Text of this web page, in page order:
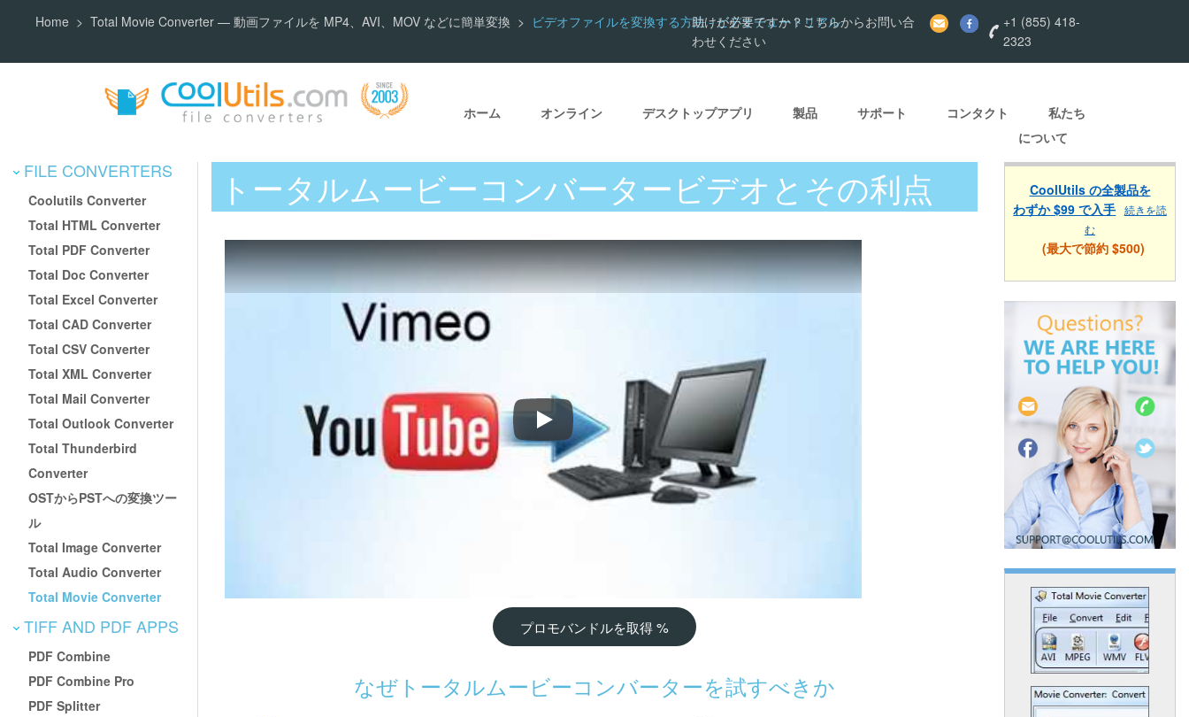
Home Total Movie Converter — 動画ファイルを MP4、AVI、MOV などに簡単変換 ビデオファイルを変換する方法 - ビデオチュートリアル
助けが必要ですか？こちらからお問い合
わせください
+1 (855) 418-
2323
ホーム オンライン デスクトップアプリ 製品 サポート コンタクト
私たち
について
FILE CONVERTERS
Coolutils Converter
Total HTML Converter
Total PDF Converter
Total Doc Converter
Total Excel Converter
Total CAD Converter
Total CSV Converter
Total XML Converter
Total Mail Converter
Total Outlook Converter
Total Thunderbird
Converter
OSTからPSTへの変換ツー
ル
Total Image Converter
Total Audio Converter
Total Movie Converter
TIFF AND PDF APPS
PDF Combine
PDF Combine Pro
PDF Splitter
トータルムービーコンバータービデオとその利点
ビデオをMP4、AVI、WMA、FLVに変換する方法
プロモバンドルを取得 %
なぜトータルムービーコンバーターを試すべきか
CoolUtils の全製品を
わずか $99 で入手 続きを読
む
(最大で節約 $500)